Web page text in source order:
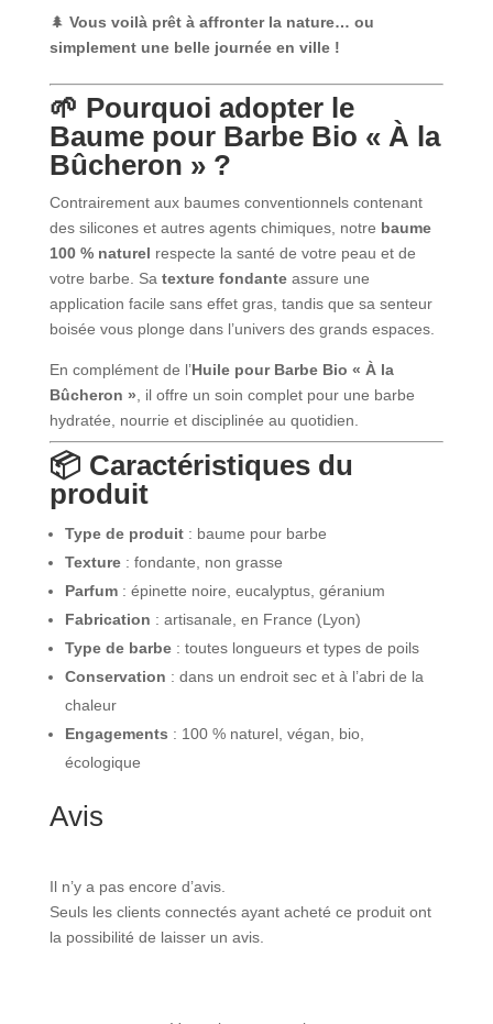
🌲 Vous voilà prêt à affronter la nature… ou
simplement une belle journée en ville !
🌱 Pourquoi adopter le
Baume pour Barbe Bio « À la
Bûcheron » ?
Contrairement aux baumes conventionnels contenant
des silicones et autres agents chimiques, notre baume
100 % naturel respecte la santé de votre peau et de
votre barbe. Sa texture fondanteassure une
application facile sans effet gras, tandis que sa senteur
boisée vous plonge dans l’univers des grands espaces.
En complément de l’Huile pour Barbe Bio « À la
Bûcheron » , il offre un soin complet pour une barbe
hydratée, nourrie et disciplinée au quotidien.
📦 Caractéristiques du
produit
Type de produit: baume pour barbe
Texture: fondante, non grasse
Parfum: épinette noire, eucalyptus, géranium
Fabrication : artisanale, en France (Lyon)
Type de barbe: toutes longueurs et types de poils
Conservation : dans un endroit sec et à l’abri de la
chaleur
Engagements : 100 % naturel, végan, bio,
écologique
Avis
Il n’y a pas encore d’avis.
Seuls les clients connectés ayant acheté ce produit ont
la possibilité de laisser un avis.